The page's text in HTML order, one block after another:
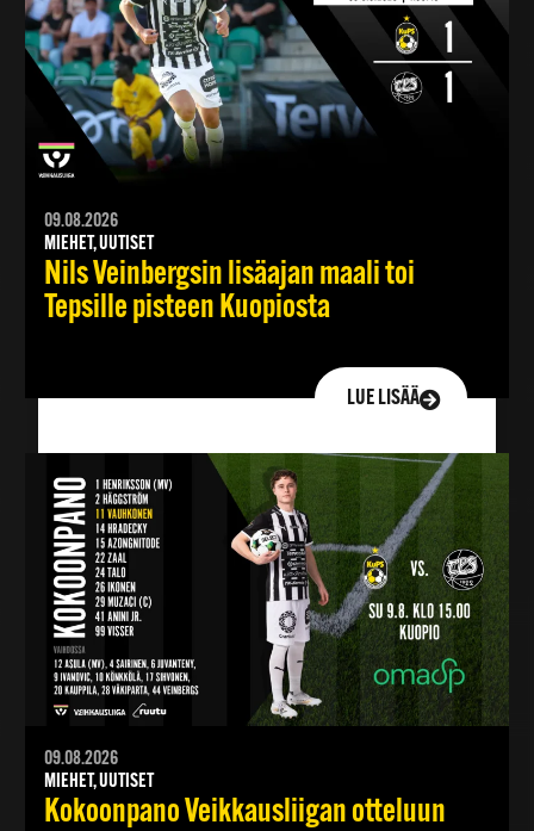
09.08.2026
MIEHET, UUTISET
Nils Veinbergsin lisäajan maali toi
Tepsille pisteen Kuopiosta
LUE LISÄÄ
09.08.2026
MIEHET, UUTISET
Kokoonpano Veikkausliigan otteluun